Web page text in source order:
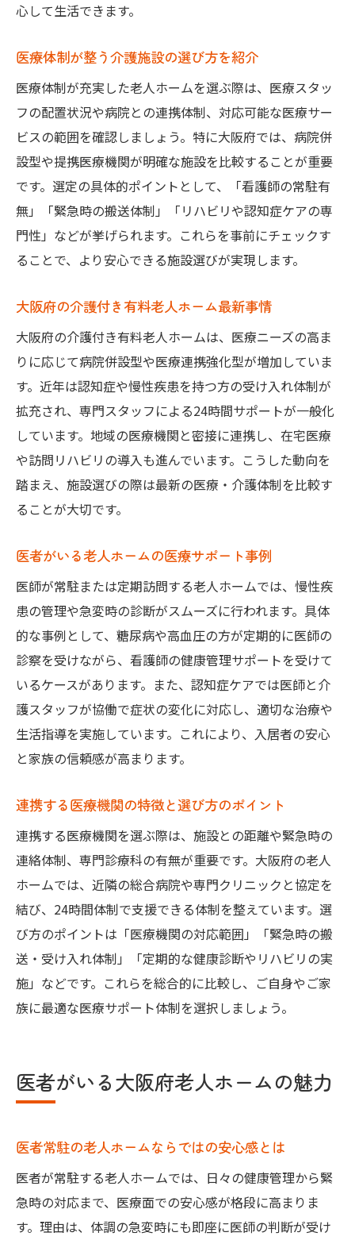
心して生活できます。
医療体制が整う介護施設の選び方を紹介
医療体制が充実した老人ホームを選ぶ際は、医療スタッ
フの配置状況や病院との連携体制、対応可能な医療サー
ビスの範囲を確認しましょう。特に大阪府では、病院併
設型や提携医療機関が明確な施設を比較することが重要
です。選定の具体的ポイントとして、「看護師の常駐有
無」「緊急時の搬送体制」「リハビリや認知症ケアの専
門性」などが挙げられます。これらを事前にチェックす
ることで、より安心できる施設選びが実現します。
大阪府の介護付き有料老人ホーム最新事情
大阪府の介護付き有料老人ホームは、医療ニーズの高ま
りに応じて病院併設型や医療連携強化型が増加していま
す。近年は認知症や慢性疾患を持つ方の受け入れ体制が
拡充され、専門スタッフによる24時間サポートが一般化
しています。地域の医療機関と密接に連携し、在宅医療
や訪問リハビリの導入も進んでいます。こうした動向を
踏まえ、施設選びの際は最新の医療・介護体制を比較す
ることが大切です。
医者がいる老人ホームの医療サポート事例
医師が常駐または定期訪問する老人ホームでは、慢性疾
患の管理や急変時の診断がスムーズに行われます。具体
的な事例として、糖尿病や高血圧の方が定期的に医師の
診察を受けながら、看護師の健康管理サポートを受けて
いるケースがあります。また、認知症ケアでは医師と介
護スタッフが協働で症状の変化に対応し、適切な治療や
生活指導を実施しています。これにより、入居者の安心
と家族の信頼感が高まります。
連携する医療機関の特徴と選び方のポイント
連携する医療機関を選ぶ際は、施設との距離や緊急時の
連絡体制、専門診療科の有無が重要です。大阪府の老人
ホームでは、近隣の総合病院や専門クリニックと協定を
結び、24時間体制で支援できる体制を整えています。選
び方のポイントは「医療機関の対応範囲」「緊急時の搬
送・受け入れ体制」「定期的な健康診断やリハビリの実
施」などです。これらを総合的に比較し、ご自身やご家
族に最適な医療サポート体制を選択しましょう。
医者がいる大阪府老人ホームの魅力
医者常駐の老人ホームならではの安心感とは
医者が常駐する老人ホームでは、日々の健康管理から緊
急時の対応まで、医療面での安心感が格段に高まりま
す。理由は、体調の急変時にも即座に医師の判断が受け